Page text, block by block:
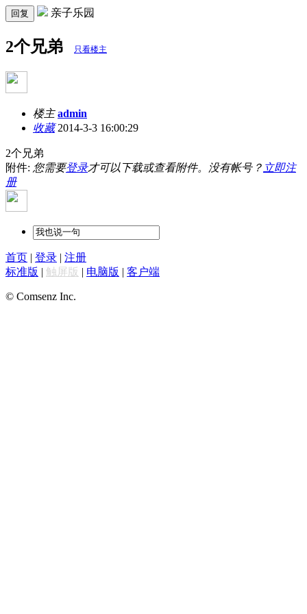
回复 亲子乐园
2个兄弟 只看楼主
楼主 admin
收藏2014-3-3 16:00:29
2个兄弟
附件: 您需要登录才可以下载或查看附件。没有帐号？ 立即注
册
首页 | 登录 | 注册
标准版 | 触屏版 | 电脑版 | 客户端
© Comsenz Inc.